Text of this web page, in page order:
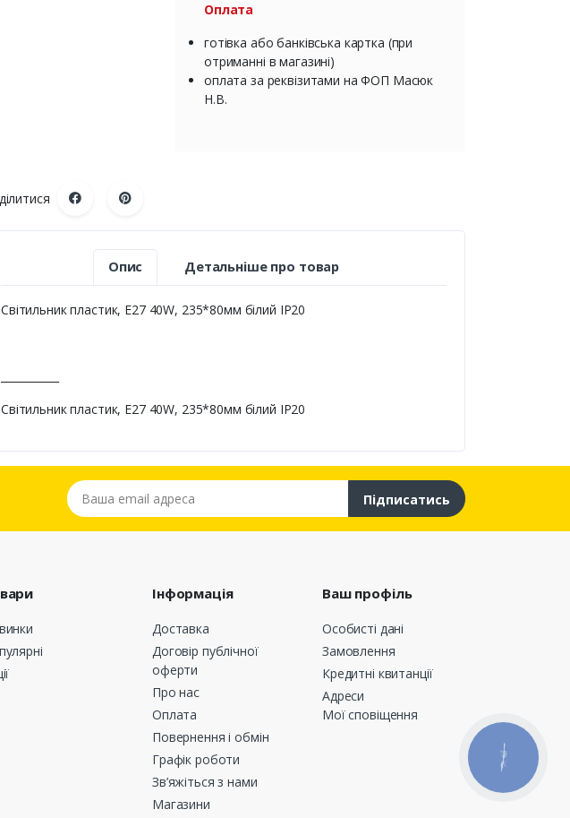
Оплата
готівка або банківська картка (при
отриманні в магазині)
оплата за реквізитами на ФОП Масюк
Н.В.
Опис Детальніше про товар
Світильник пластик, Е27 40W, 235*80мм білий ІР20
Світильник пластик, Е27 40W, 235*80мм білий ІР20
Ваша email адреса
Підписатись
Інформація
Доставка
Договір публічної
оферти
Про нас
Оплата
Повернення і обмін
Графік роботи
Зв’яжіться з нами
Магазини
Ваш профіль
Особисті дані
Замовлення
Кредитні квитанції
Адреси
Мої сповіщення
КНОПКА
ЗВ'ЯЗКУ